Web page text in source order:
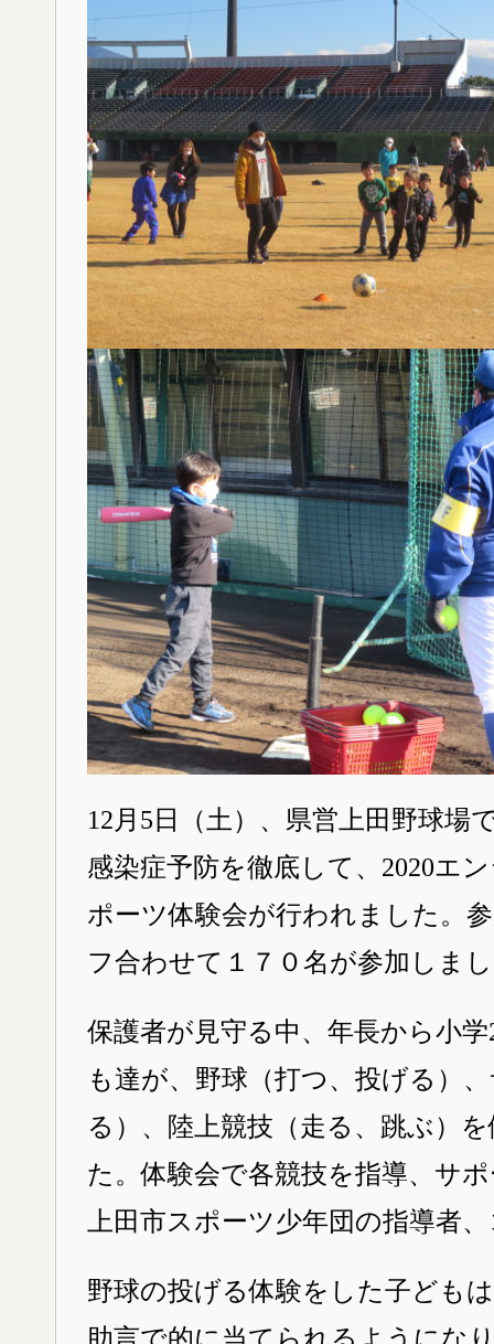
12月5日（土）、県営上田野球場
感染症予防を徹底して、2020エ
ポーツ体験会が行われました。
フ合わせて１７０名が参加しま
保護者が見守る中、年長から小
も達が、野球（打つ、投げる）
る）、陸上競技（走る、跳ぶ）
た。体験会で各競技を指導、サ
上田市スポーツ少年団の指導者
野球の投げる体験をした子ども